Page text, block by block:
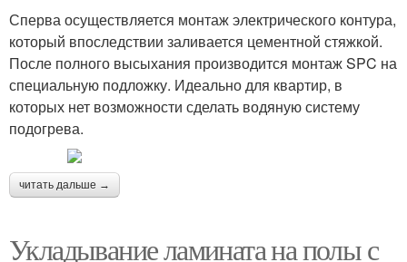
Сперва осуществляется монтаж электрического контура,
который впоследствии заливается цементной стяжкой.
После полного высыхания производится монтаж SPC на
специальную подложку. Идеально для квартир, в
которых нет возможности сделать водяную систему
подогрева.
читать дальше →
Укладывание ламината на полы с